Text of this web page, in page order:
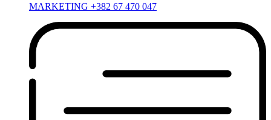
MARKETING +382 67 470 047